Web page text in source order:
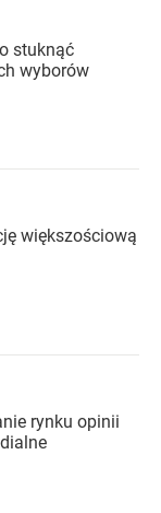
stuknąć
wyborów
większościową
rynku opinii